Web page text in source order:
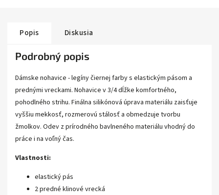
Popis Diskusia
Podrobný popis
Dámske nohavice - legíny čiernej farby s elastickým pásom a
prednými vreckami. Nohavice v 3/4 dĺžke komfortného,
pohodlného strihu. Finálna silikónová úprava materiálu zaisťuje
vyššiu mekkosť, rozmerovú stálosť a obmedzuje tvorbu
žmolkov. Odev z prírodného bavlneného materiálu vhodný do
práce i na voľný čas.
Vlastnosti:
elastický pás
2 predné klinové vrecká